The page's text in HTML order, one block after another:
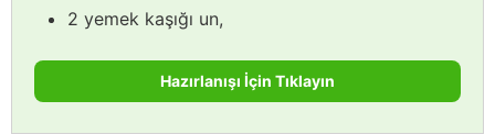
2 yemek kaşığı un,
Hazırlanışı İçin Tıklayın